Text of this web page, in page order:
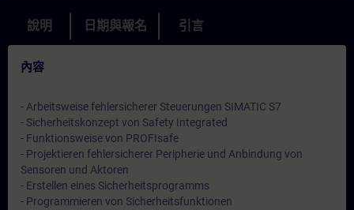
說明 日期與報名 引言
內容
- Arbeitsweise fehlersicherer Steuerungen SIMATIC S7
- Sicherheitskonzept von Safety Integrated
- Funktionsweise von PROFIsafe
- Projektieren fehlersicherer Peripherie und Anbindung von
Sensoren und Aktoren
- Erstellen eines Sicherheitsprogramms
- Programmieren von Sicherheitsfunktionen